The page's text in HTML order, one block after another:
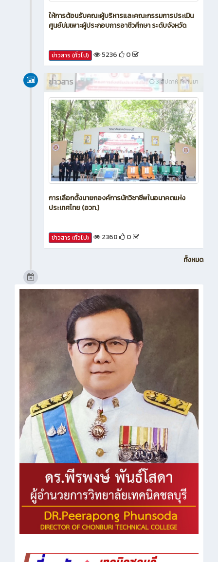
ให้การต้อนรับคณะผู้บริหารและคณะกรรมการประเมิน
ศูนย์บ่มเพาะผู้ประกอบการอาชีวศึกษา ระดับจังหวัด
ข่าวสาร (ทั่วไป) 5236 0
3 สัปดาห์ ที่ผ่านมา
ข่าวสาร
การเลือกตั้งนายกองค์การนักวิชาชีพในอนาคตแห่ง
ประเทศไทย (อวท.)
ข่าวสาร (ทั่วไป) 2368 0
ทั้งหมด